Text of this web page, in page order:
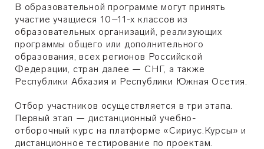
В образовательной программе могут принять
участие учащиеся 10–11-х классов из
образовательных организаций, реализующих
программы общего или дополнительного
образования, всех регионов Российской
Федерации, стран далее — СНГ, а также
Республики Абхазия и Республики Южная Осетия.
Отбор участников осуществляется в три этапа.
Первый этап — дистанционный учебно-
отборочный курс на платформе «Сириус.Курсы» и
дистанционное тестирование по проектам.